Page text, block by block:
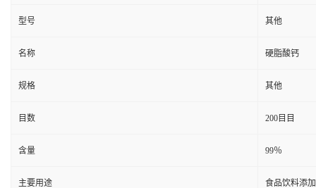
型号 其他
名称 硬脂酸钙
规格 其他
目数 200目目
含量 99％
主要用途 食品饮料添加